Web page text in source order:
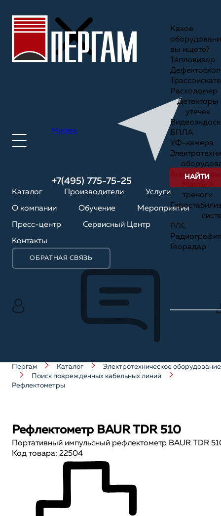
Москва
+7(495) 775-75-25
Каталог Производители Услуги
О компании Обучение Мероприятия
Пресс-центр Сервисный Центр
Контакты
ОБРАТНАЯ СВЯЗЬ
Какое
вы ищете?
Тепловизор
Дефектоскоп
Расходомер
Детекторы
утечек
БПЛА
УФ-камера
Анализаторы
треноги
РЛС
Георадар
НАЙТИ
Пергам Каталог
Электротехническое оборудование
Поиск поврежденных кабельных линий
Рефлектометры
Рефлектометр BAUR TDR 510
Портативный импульсный рефлектометр BAUR TDR
Код товара: 22504